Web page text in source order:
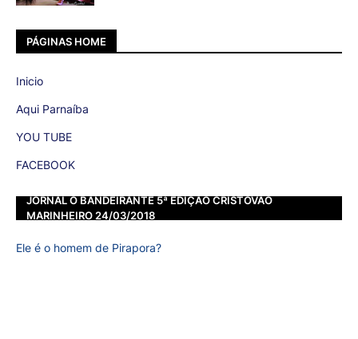
PÁGINAS HOME
Inicio
Aqui Parnaíba
YOU TUBE
FACEBOOK
JORNAL O BANDEIRANTE 5ª EDIÇÃO CRISTOVÃO
MARINHEIRO 24/03/2018
Ele é o homem de Pirapora?